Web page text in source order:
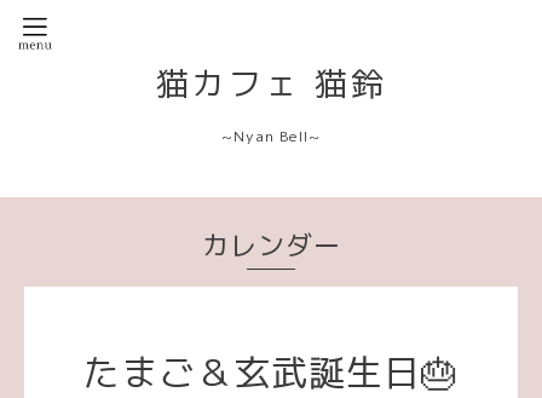
猫カフェ 猫鈴
~Nyan Bell~
カレンダー
たまご＆玄武誕生日🎂